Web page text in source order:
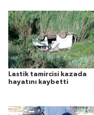
Lastik tamircisi kazada
hayatını kaybetti